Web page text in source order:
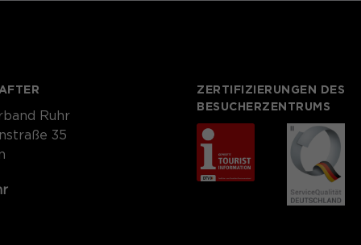
Ruhr
35
ZERTIFIZIERUNGEN DES
BESUCHERZENTRUMS